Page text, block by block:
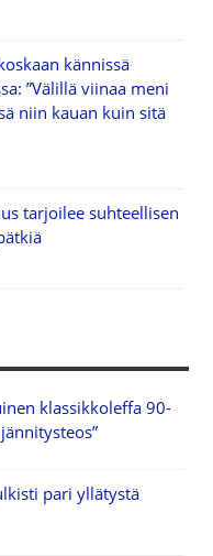
kännissä
”Välillä viinaa meni
niin kauan kuin sitä
tarjoilee suhteellisen
klassikkoleffa 90-
pari yllätystä